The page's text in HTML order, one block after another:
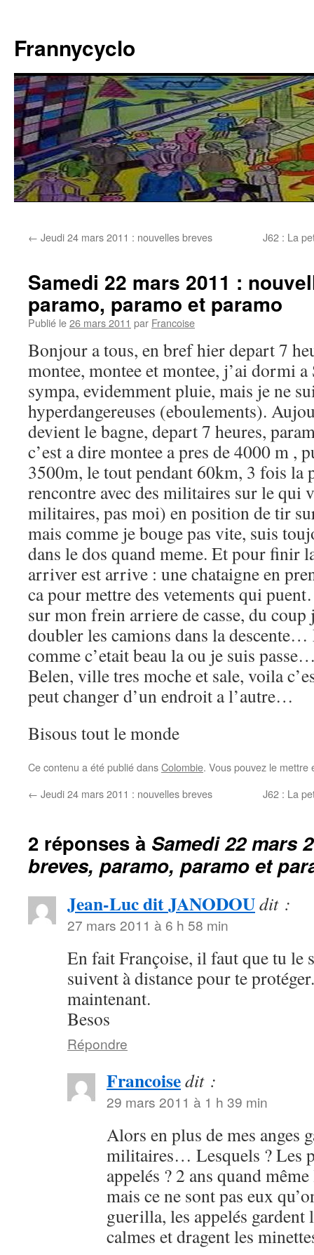
contenu
Frannycyclo
← Jeudi 24 mars 2011 : nouvelles breves J62 : La
Samedi 22 mars 2011 :
paramo, paramo et paramo
Publié le26 mars 2011 par Francoise
Bonjour a tous, en bref hier depart 7
montee, montee et montee, j’ai dormi
sympa, evidemment pluie, mais je ne
hyperdangereuses (eboulements).
devient le bagne, depart 7 heures,
c’est a dire montee a pres de 4000 m ,
3500m, le tout pendant 60km, 3 fois la
rencontre avec des militaires sur le qui
militaires, pas moi) en position de tir
mais comme je bouge pas vite, suis
dans le dos quand meme. Et pour finir
arriver est arrive : une chataigne en
ca pour mettre des vetements qui
sur mon frein arriere de casse, du coup
doubler les camions dans la
comme c’etait beau la ou je suis
Belen, ville tres moche et sale, voila
peut changer d’un endroit a l’autre…
Bisous tout le monde
Ce contenu a été publié dansColombie. Vous pouvez le
← Jeudi 24 mars 2011 : nouvelles breves J62 : La
2 réponses à Samedi 22 mars
breves, paramo, paramo et
Jean-Luc dit JANODOUdit :
27 mars 2011 à 6 h 58 min
En fait Françoise, il faut que tu le
suivent à distance pour te
maintenant.
Besos
Répondre
Francoisedit :
29 mars 2011 à 1 h 39 min
Alors en plus de mes anges
militaires… Lesquels ? Les
appelés ? 2 ans quand
mais ce ne sont pas eux
guerilla, les appelés
calmes et dragent les